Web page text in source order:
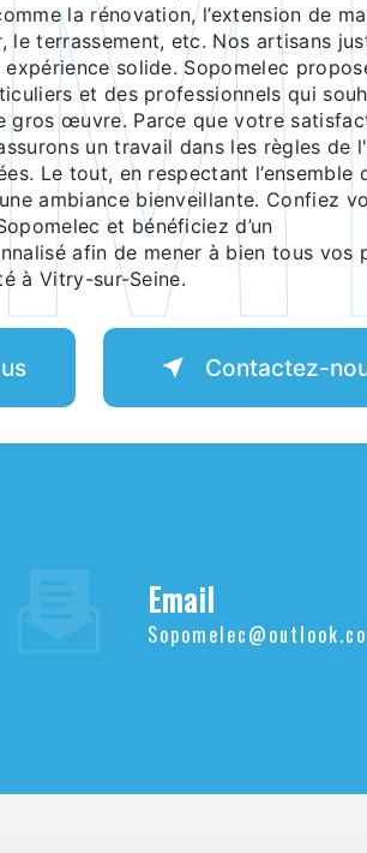
la rénovation, l’extension de
le terrassement, etc. Nos artisans
expérience solide. Sopomelec
et des professionnels qui
gros œuvre. Parce que votre
un travail dans les règles de
Le tout, en respectant l’ensemble
ambiance bienveillante. Confiez
et bénéficiez d’un
afin de mener à bien tous vos
à Vitry-sur-Seine.
Contactez-
Email